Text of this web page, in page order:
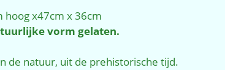
hoog x47cm x 36cm
vorm gelaten.
de natuur, uit de prehistorische tijd.